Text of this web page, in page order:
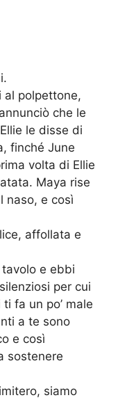
al polpettone,
che le
le disse di
finché June
volta di Ellie
Maya rise
naso, e così
affollata e
e ebbi
per cui
fa un po’ male
a te sono
e così
sostenere
siamo